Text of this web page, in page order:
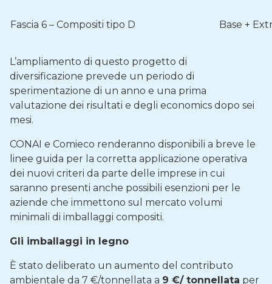
Fascia 6 – Compositi tipo D Base +
L’ampliamento di questo progetto di
diversificazione prevede un periodo di
sperimentazione di un anno e una prima
valutazione dei risultati e degli economics dopo sei
mesi.
CONAI e Comieco renderanno disponibili a breve le
linee guida per la corretta applicazione operativa
dei nuovi criteri da parte delle imprese in cui
saranno presenti anche possibili esenzioni per le
aziende che immettono sul mercato volumi
minimali di imballaggi compositi.
Gli imballaggi in legno
È stato deliberato un aumento del contributo
ambientale da 7 €/tonnellata a 9 €/ tonnellata per